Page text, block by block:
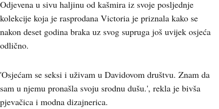
Odjevena u sivu haljinu od kašmira iz svoje posljednje
kolekcije koja je rasprodana Victoria je priznala kako se
nakon deset godina braka uz svog supruga još uvijek osjeća
odlično.
'Osjećam se seksi i uživam u Davidovom društvu. Znam da
sam u njemu pronašla svoju srodnu dušu.', rekla je bivša
pjevačica i modna dizajnerica.